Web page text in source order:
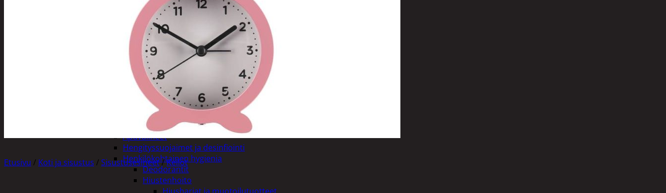
Joulu- ja kausivalot
Eläimet ja tontut
Kyntteliköt
Valoketjut ja kuusenvalot
Joulukoristeet
Kranssit ja asetelmat
Tontut ja muut
Joulutekstiilit
Paketointi
Marjastus
Päivittäistavarat
Apuvälineet
Hengityssuojaimet ja desinfiointi
Henkilökohtainen hygienia
Deodorantit
Hiustenhoito
Etusivu / Koti ja sisustus / Sisustusesineet/Kellot